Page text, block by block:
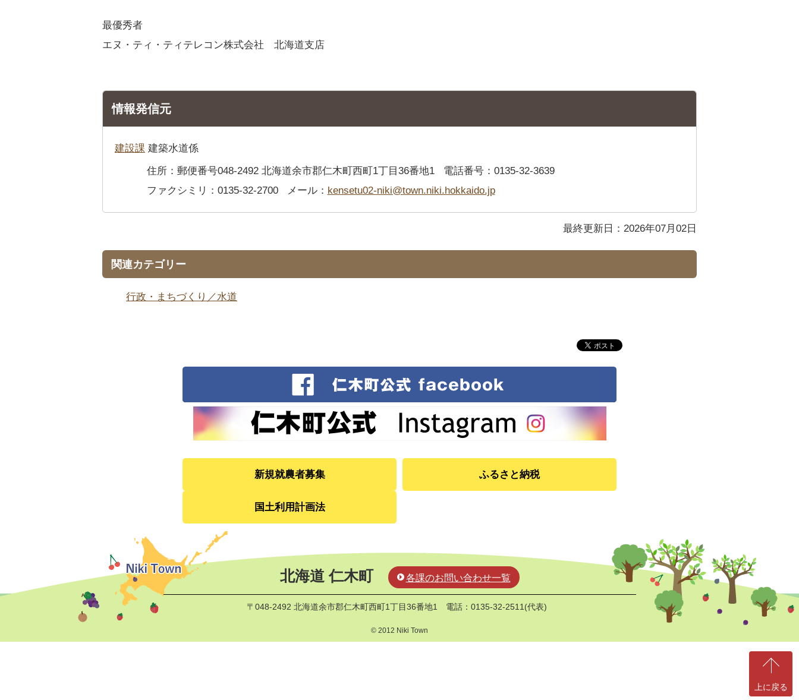
最優秀者
エヌ・ティ・ティテレコン株式会社 北海道支店
情報発信元
建設課 建築水道係
住所：郵便番号048-2492 北海道余市郡仁木町西町1丁目36番地1
電話番号：0135-32-3639
ファクシミリ：0135-32-2700
メール： kensetu02-niki@town.niki.hokkaido.jp
最終更新日：2026年07月02日
関連カテゴリー
行政・まちづくり／水道
上に戻る
新規就農者募集 ふるさと納税
国土利用計画法
北海道 仁木町 各課のお問い合わせ一覧
〒048-2492 北海道余市郡仁木町西町1丁目36番地1 電話：0135-32-2511(代表)
© 2012 Niki Town